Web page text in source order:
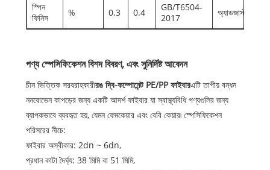
স্পিন
ফিনিস
% 0.3 0.4
GB/T6504-
2017
অ্যাডজাস্টবেল
পণ্য স্পেসিফিকেশন বিশদ বিবরণ, এবং সুনির্দিষ্ট আবেদন
চীন ভিত্তিক সরবরাহকারীরঙ দ্বি-কম্পোনেন্ট PE/PP ফাইবারএটি তাপীয় বন্ধন
ননবোভেন কাপড়ের জন্য একটি আদর্শ ফাইবার যা স্বাস্থ্যবিধি পণ্যগুলির জন্য
ব্যাপকভাবে ব্যবহৃত হয়, যেমন ফেমকেয়ার এবং বেবি কেয়ার৷ স্পেসিফিকেশন
পরিসরের নীচে:
ফাইবার অস্বীকার: 2dn ~ 6dn,
প্রধান কাটা দৈর্ঘ্য: 38 মিমি বা 51 মিমি,